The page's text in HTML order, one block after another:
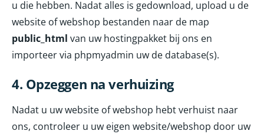
u die hebben. Nadat alles is gedownload, upload u de
website of webshop bestanden naar de map
public_html van uw hostingpakket bij ons en
importeer via phpmyadmin uw de database(s).
4. Opzeggen na verhuizing
Nadat u uw website of webshop hebt verhuist naar
ons, controleer u uw eigen website/webshop door uw